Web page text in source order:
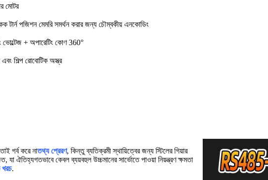
মোটর
টার্ন পজিশন মেমরি সমর্থন করার জন্য চৌম্বকীয় এনকোডিং
ভোল্টেজ + অপারেটিং কোণ 360°
শিল্প রোবোটিক অস্ত্র
গর্ব করে নাতথ্য প্রেরণ, কিন্তু ব্যতিক্রমী স্থায়িত্বের জন্য স্টিলের গিয়ার
যা ঐতিহ্যগতভাবে কেবল ব্যয়বহুল উচ্চমানের সার্ভোতে পাওয়া নিয়ন্ত্রণ ক্ষমতা
খরচ.